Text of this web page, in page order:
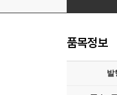
품목정보
발